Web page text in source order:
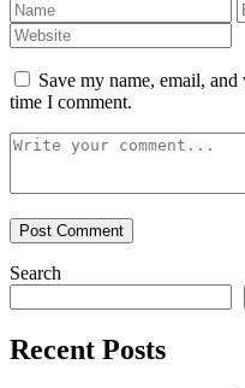
Save my name, email,
time I comment.
Search
Recent Posts